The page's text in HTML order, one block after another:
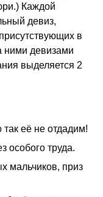
Каждой
девиз,
в
ними девизами
выделяется 2
её не отдадим!
особого труда.
мальчиков, приз